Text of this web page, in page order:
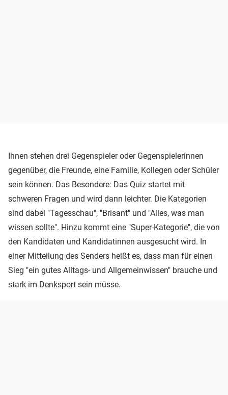
Ihnen stehen drei Gegenspieler oder Gegenspielerinnen
gegenüber, die Freunde, eine Familie, Kollegen oder Schüler
sein können. Das Besondere: Das Quiz startet mit
schweren Fragen und wird dann leichter. Die Kategorien
sind dabei "Tagesschau", "Brisant" und "Alles, was man
wissen sollte". Hinzu kommt eine "Super-Kategorie", die von
den Kandidaten und Kandidatinnen ausgesucht wird. In
einer Mitteilung des Senders heißt es, dass man für einen
Sieg "ein gutes Alltags- und Allgemeinwissen" brauche und
stark im Denksport sein müsse.